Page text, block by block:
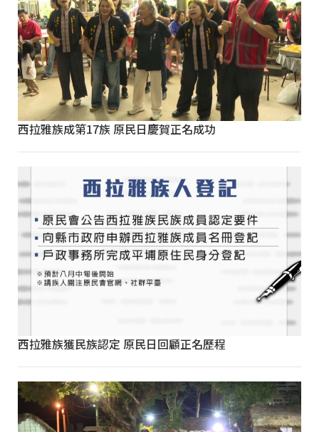
西拉雅族成第17族 原民日慶賀正名成功
西拉雅族獲民族認定 原民日回顧正名歷程